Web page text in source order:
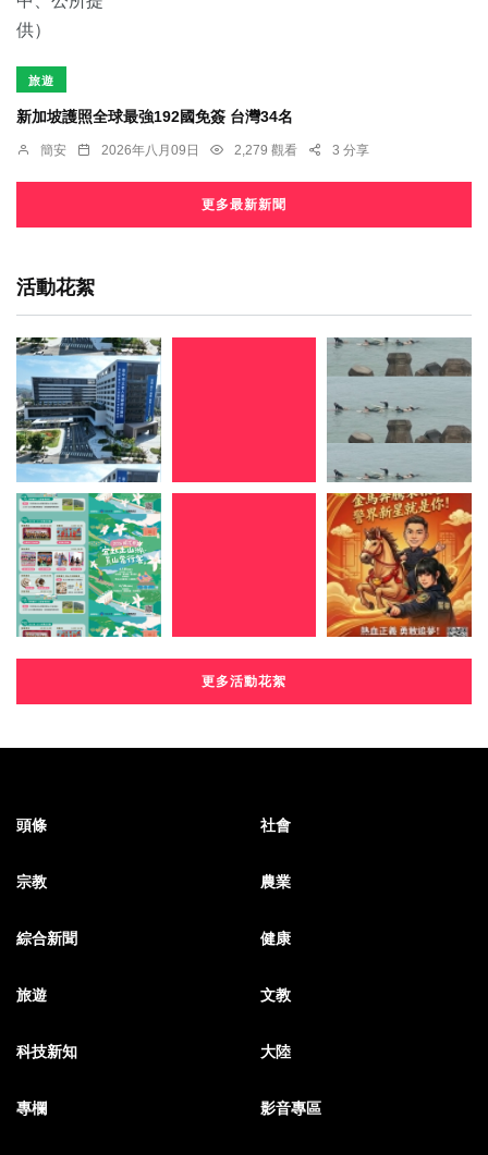
旅遊
新加坡護照全球最強192國免簽 台灣34名
簡安 2026年八月09日 2,279 觀看 3 分享
更多最新新聞
活動花絮
更多活動花絮
頭條 社會
宗教 農業
綜合新聞 健康
旅遊 文教
科技新知 大陸
專欄 影音專區